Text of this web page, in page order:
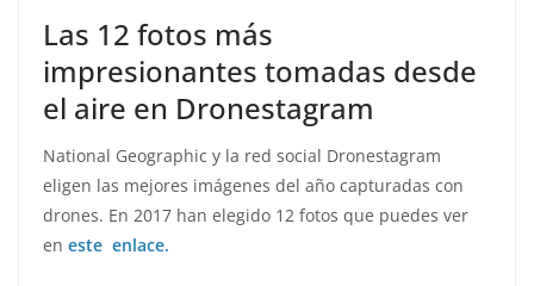
Las 12 fotos más
impresionantes tomadas desde
el aire en Dronestagram
National Geographic y la red social Dronestagram
eligen las mejores imágenes del año capturadas con
drones. En 2017 han elegido 12 fotos que puedes ver
en este enlace.